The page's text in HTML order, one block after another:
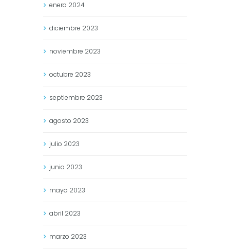
enero 2024
diciembre 2023
noviembre 2023
octubre 2023
septiembre 2023
agosto 2023
julio 2023
junio 2023
mayo 2023
abril 2023
marzo 2023